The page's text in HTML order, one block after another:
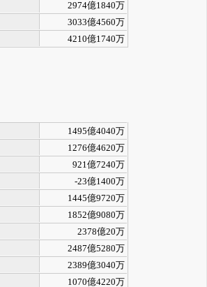
2974億1840万
3033億4560万
4210億1740万
1495億4040万
1276億4620万
921億7240万
-23億1400万
1445億9720万
1852億9080万
2378億20万
2487億5280万
2389億3040万
1070億4220万